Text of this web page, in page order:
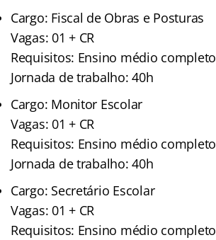
Cargo: Fiscal de Obras e Posturas
Vagas: 01 + CR
Requisitos: Ensino médio completo
Jornada de trabalho: 40h
Cargo: Monitor Escolar
Vagas: 01 + CR
Requisitos: Ensino médio completo
Jornada de trabalho: 40h
Cargo: Secretário Escolar
Vagas: 01 + CR
Requisitos: Ensino médio completo